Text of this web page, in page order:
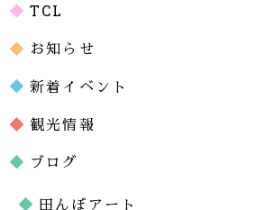
TCL
お知らせ
新着イベント
観光情報
ブログ
田んぼアート